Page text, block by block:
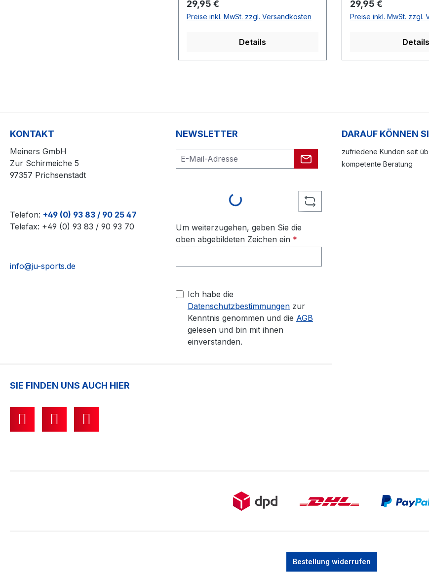
Regulärer Preis:
29,95 €
Preise inkl. MwSt. zzgl. Versandkosten
Details
Regulärer Preis:
29,95 €
Preise inkl. MwSt. zzgl.
Details
KONTAKT
Meiners GmbH
Zur Schirmeiche 5
97357 Prichsenstadt
Telefon: +49 (0) 93 83 / 90 25 47
Telefax: +49 (0) 93 83 / 90 93 70
info@ju-sports.de
NEWSLETTER
Loading...
Um weiterzugehen, geben Sie die
oben abgebildeten Zeichen ein *
Ich habe die
Datenschutzbestimmungen zur
Kenntnis genommen und die AGB
gelesen und bin mit ihnen
einverstanden.
DARAUF KÖNNEN
zufriedene Kunden seit
kompetente Beratung
SIE FINDEN UNS AUCH HIER
Bestellung widerrufen